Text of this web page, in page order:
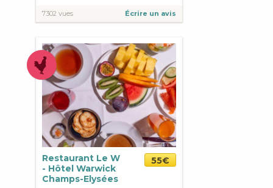
7302 vues Écrire un avis
Restaurant Le W
- Hôtel Warwick
Champs-Elysées
55€